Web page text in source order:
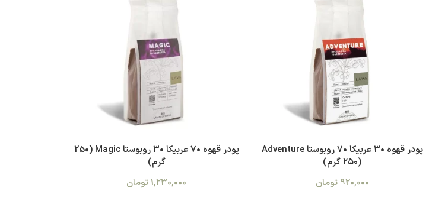
پودر قهوه ۳۰ عربیکا ۷۰ روبوستا Adventure
(۲۵۰ گرم)
920,000 تومان
پودر قهوه ۷۰ عربیکا ۳۰ روبوستا Magic (250
گرم)
1,230,000تومان